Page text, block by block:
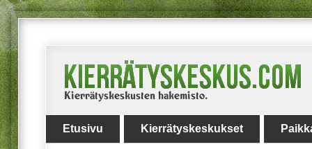
Etusivu Kierrätyskeskukset